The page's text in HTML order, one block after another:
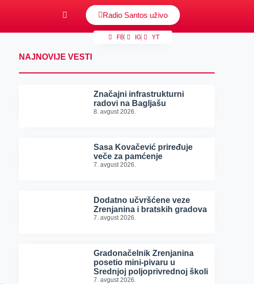
Radio Santos uživo
FB IG YT
NAJNOVIJE VESTI
Značajni infrastrukturni
radovi na Bagljašu
8. avgust 2026.
Sasa Kovačević priređuje
veče za pamćenje
7. avgust 2026.
Dodatno učvršćene veze
Zrenjanina i bratskih gradova
7. avgust 2026.
Gradonačelnik Zrenjanina
posetio mini-pivaru u
Srednjoj poljoprivrednoj školi
7. avgust 2026.